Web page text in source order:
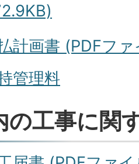
払計画書 (PDFフ
管理料
の工事に関